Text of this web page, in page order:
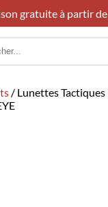
gratuite à partir
/ Lunettes